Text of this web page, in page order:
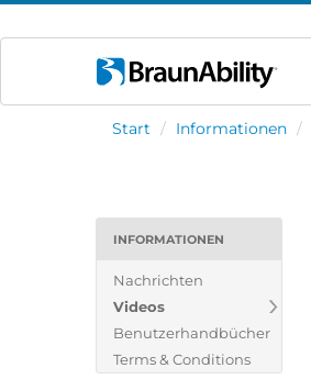
Start / Informationen /
INFORMATIONEN
Nachrichten
Videos
Benutzerhandbücher
Terms & Conditions